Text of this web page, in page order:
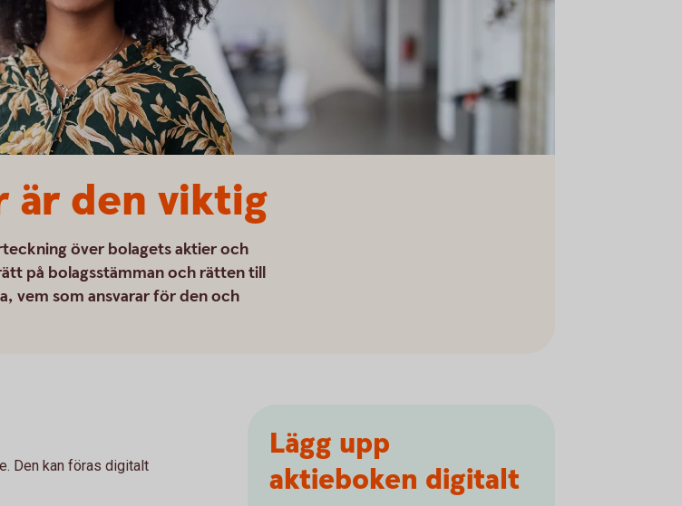
är den viktig
över bolagets aktier och
på bolagsstämman och rätten till
vem som ansvarar för den och
Den kan föras digitalt
Lägg upp
aktieboken digitalt